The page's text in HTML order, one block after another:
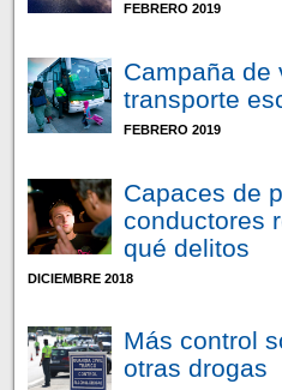
FEBRERO 2019
Campaña de
transporte
FEBRERO 2019
Capaces de
conductores
qué delitos
DICIEMBRE 2018
Más control
otras drogas